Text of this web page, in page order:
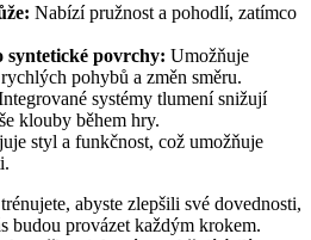
Nabízí pružnost a pohodlí, zatímco
syntetické povrchy: Umožňuje
pohybů a změn směru.
systémy tlumení snižují
klouby během hry.
styl a funkčnost, což umožňuje
abyste zlepšili své dovednosti,
provázet každým krokem.